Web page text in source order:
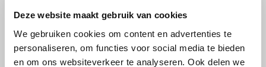
Deze website maakt gebruik van cookies
We gebruiken cookies om content en advertenties te
personaliseren, om functies voor social media te bieden
en om ons websiteverkeer te analyseren. Ook delen we
Lees verder